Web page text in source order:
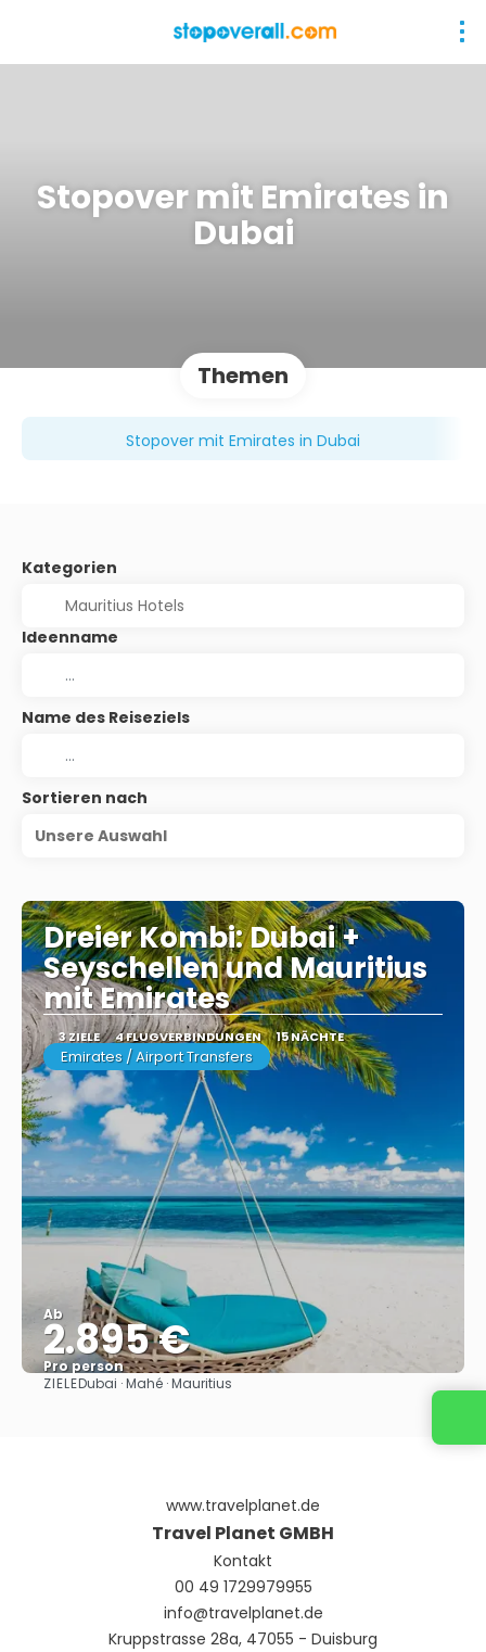
Stopover mit Emirates in
Dubai
Themen
Stopover mit Emirates in Dubai
Kategorien
Ideenname
Name des Reiseziels
Sortieren nach
Unsere Auswahl
Dreier Kombi: Dubai +
Seyschellen und Mauritius
mit Emirates
3 ZIELE 4 FLUGVERBINDUNGEN 15 NÄCHTE
Emirates / Airport Transfers
Ab
2.895 €
Pro person
Sehen
ZIELEDubai · Mahé · Mauritius
www.travelplanet.de
Travel Planet GMBH
Kontakt
00 49 1729979955
info@travelplanet.de
Kruppstrasse 28a, 47055 - Duisburg